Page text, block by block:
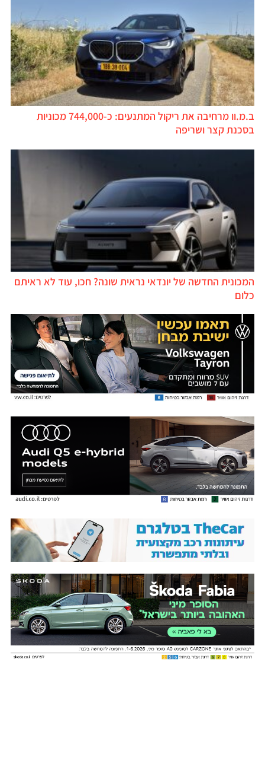
ב.מ.וו מרחיבה את ריקול המתנעים: כ-744,000 מכוניות
בסכנת קצר ושריפה
המכונית החדשה של יונדאי נראית שונה? חכו, עוד לא ראיתם
כלום